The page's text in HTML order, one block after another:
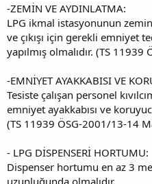
-ZEMİN VE AYDINLATMA:
LPG ikmal istasyonunun
ve çıkışı için gerekli emniyet
yapılmış olmalıdır. (TS
-EMNİYET AYAKKABISI VE
Tesiste çalışan personel
emniyet ayakkabısı ve
(TS 11939 ÖSG-2001/13-14
- LPG DİSPENSERİ HORTUMU:
Dispenser hortumu en az 3
uzunluğunda olmalıdır.